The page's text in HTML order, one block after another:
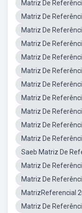
Matriz De
Matriz De
Matriz De
Matriz De
Matriz De
Matriz De
Matriz De
Matriz De
Matriz De
Matriz De
Matriz De
Saeb Matriz De
Matriz De
Matriz De
MatrizReferencial
Matriz De